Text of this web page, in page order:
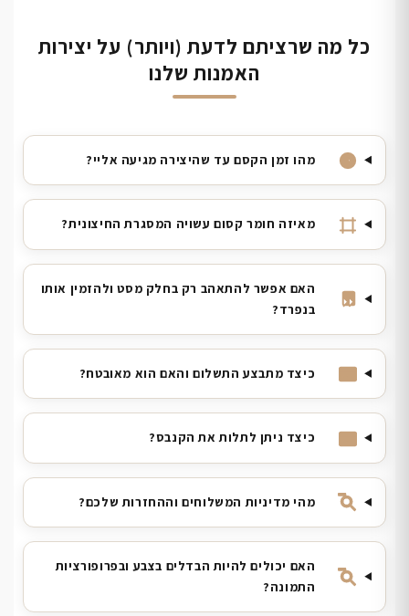
כל מה שרציתם לדעת (ויותר) על יצירות
האמנות שלנו
מהו זמן הקסם עד שהיצירה מגיעה אליי?
מאיזה חומר קסום עשויה המסגרת החיצונית?
האם אפשר להתאהב רק בחלק מסט ולהזמין אותו
בנפרד?
כיצד מתבצע התשלום והאם הוא מאובטח?
כיצד ניתן לתלות את הקנבס?
מהי מדיניות המשלוחים וההחזרות שלכם?
האם יכולים להיות הבדלים בצבע ובפרופורציות
התמונה?